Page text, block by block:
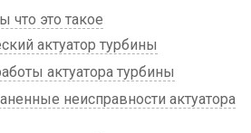
что это такое
актуатор турбины
актуатора турбины
неисправности актуатора